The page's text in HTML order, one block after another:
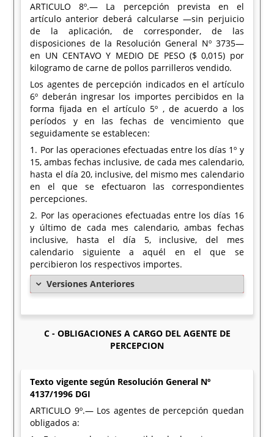
ARTICULO 8º.— La percepción prevista en el
artículo anterior deberá calcularse —sin perjuicio
de la aplicación, de corresponder, de las
disposiciones de la Resolución General Nº 3735—
en UN CENTAVO Y MEDIO DE PESO ($ 0,015) por
kilogramo de carne de pollos parrilleros vendido.
Los agentes de percepción indicados en el artículo
6º deberán ingresar los importes percibidos en la
forma fijada en el artículo 5º , de acuerdo a los
períodos y en las fechas de vencimiento que
seguidamente se establecen:
1. Por las operaciones efectuadas entre los días 1º y
15, ambas fechas inclusive, de cada mes calendario,
hasta el día 20, inclusive, del mismo mes calendario
en el que se efectuaron las correspondientes
percepciones.
2. Por las operaciones efectuadas entre los días 16
y último de cada mes calendario, ambas fechas
inclusive, hasta el día 5, inclusive, del mes
calendario siguiente a aquél en el que se
percibieron los respectivos importes.
Versiones Anteriores
C - OBLIGACIONES A CARGO DEL AGENTE DE
PERCEPCION
Texto vigente según Resolución General Nº
4137/1996 DGI
ARTICULO 9º.— Los agentes de percepción quedan
obligados a: